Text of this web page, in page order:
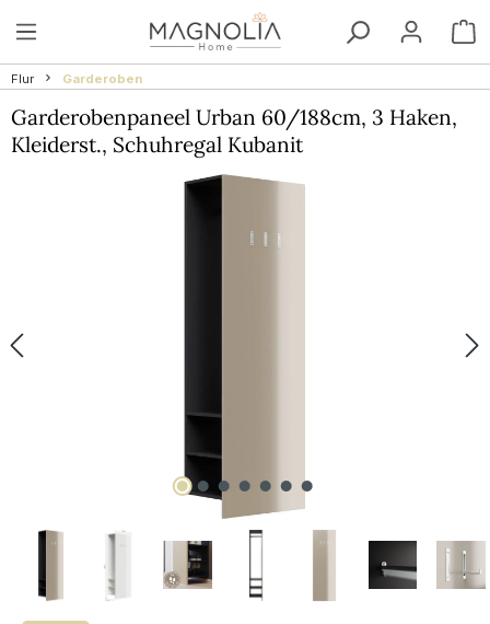
Zum Hauptinhalt springen
Flur Garderoben
Garderobenpaneel Urban 60/188cm, 3 Haken,
Kleiderst., Schuhregal Kubanit
Bildergalerie überspringen